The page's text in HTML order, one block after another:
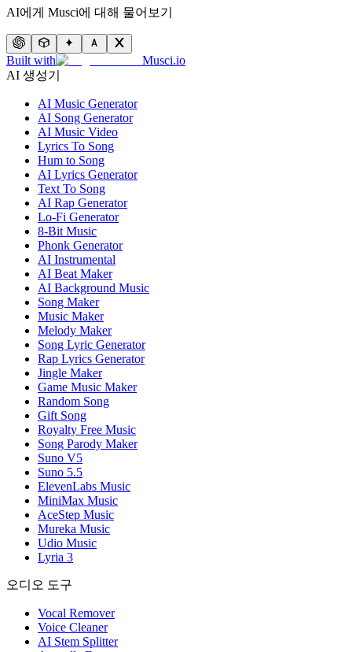
AI에게 Musci에 대해 물어보기
Built with
Musci.io
AI 생성기
AI Music Generator
AI Song Generator
AI Music Video
Lyrics To Song
Hum to Song
AI Lyrics Generator
Text To Song
AI Rap Generator
Lo-Fi Generator
8-Bit Music
Phonk Generator
AI Instrumental
AI Beat Maker
AI Background Music
Song Maker
Music Maker
Melody Maker
Song Lyric Generator
Rap Lyrics Generator
Jingle Maker
Game Music Maker
Random Song
Gift Song
Royalty Free Music
Song Parody Maker
Suno V5
Suno 5.5
ElevenLabs Music
MiniMax Music
AceStep Music
Mureka Music
Udio Music
Lyria 3
오디오 도구
Vocal Remover
Voice Cleaner
AI Stem Splitter